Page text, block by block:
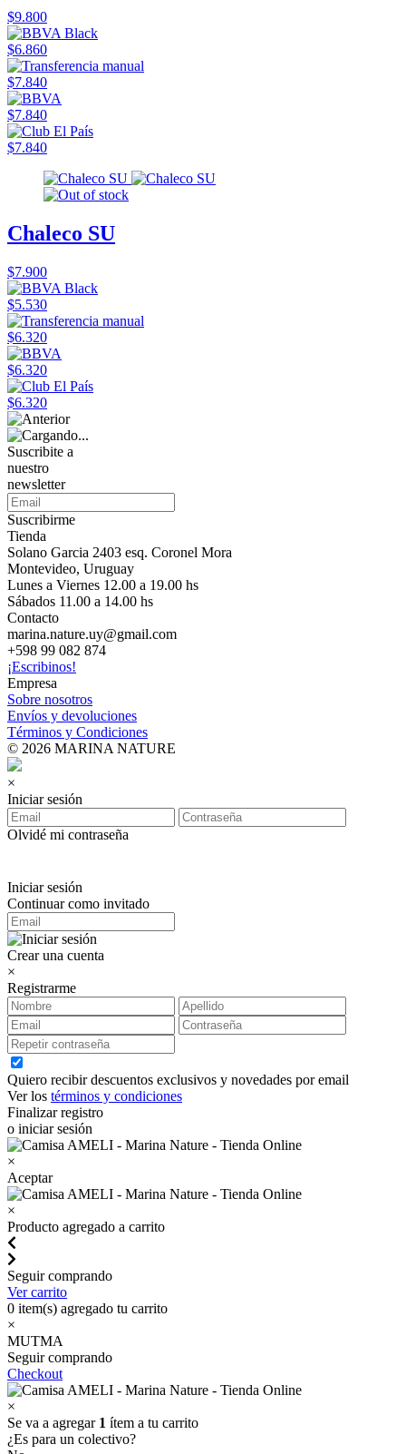
$9.800
$6.860
$7.840
$7.840
$7.840
Chaleco SU
$7.900
$5.530
$6.320
$6.320
$6.320
Suscribite a
nuestro
newsletter
Suscribirme
Tienda
Solano Garcia 2403 esq. Coronel Mora
Montevideo, Uruguay
Lunes a Viernes 12.00 a 19.00 hs
Sábados 11.00 a 14.00 hs
Contacto
marina.nature.uy@gmail.com
+598 99 082 874
¡Escribinos!
Empresa
Sobre nosotros
Envíos y devoluciones
Términos y Condiciones
© 2026 MARINA NATURE
×
Iniciar sesión
Olvidé mi contraseña
Iniciar sesión
Continuar como invitado
Crear una cuenta
×
Registrarme
Quiero recibir descuentos exclusivos y novedades por email
Ver los términos y condiciones
Finalizar registro
o iniciar sesión
×
Aceptar
×
Producto agregado a carrito
Seguir comprando
Ver carrito
0 item(s) agregado tu carrito
×
MUTMA
Seguir comprando
Checkout
×
Se va a agregar 1 ítem a tu carrito
¿Es para un colectivo?